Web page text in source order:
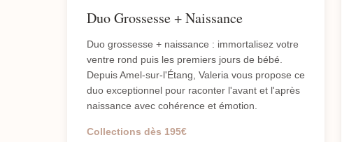
Duo Grossesse + Naissance
Duo grossesse + naissance : immortalisez votre
ventre rond puis les premiers jours de bébé.
Depuis Amel-sur-l'Étang, Valeria vous propose ce
duo exceptionnel pour raconter l'avant et l'après
naissance avec cohérence et émotion.
Collections dès 195€